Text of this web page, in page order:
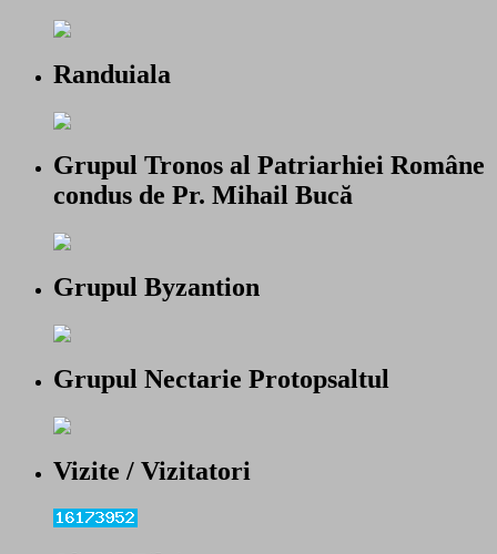
Randuiala
Grupul Tronos al Patriarhiei Române
condus de Pr. Mihail Bucă
Grupul Byzantion
Grupul Nectarie Protopsaltul
Vizite / Vizitatori